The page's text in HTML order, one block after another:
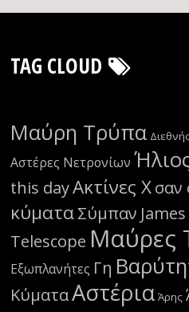
TAG CLOUD
Μαύρη Τρύπα
Αστέρες Νετρονίων
this dayΑκτίνες Χσαν
κύματαΣύμπαν
Telescope Μαύρες
Εξωπλανήτες Γη
ΚύματαΑστέρια Άρης